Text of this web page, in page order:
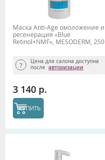
Маска Anti-Age омоложение и
регенерация «Blue
Retinol+NMF», MESODERM, 250
Цена для салона доступна
после авторизации
3 140 р.
КУПИТЬ